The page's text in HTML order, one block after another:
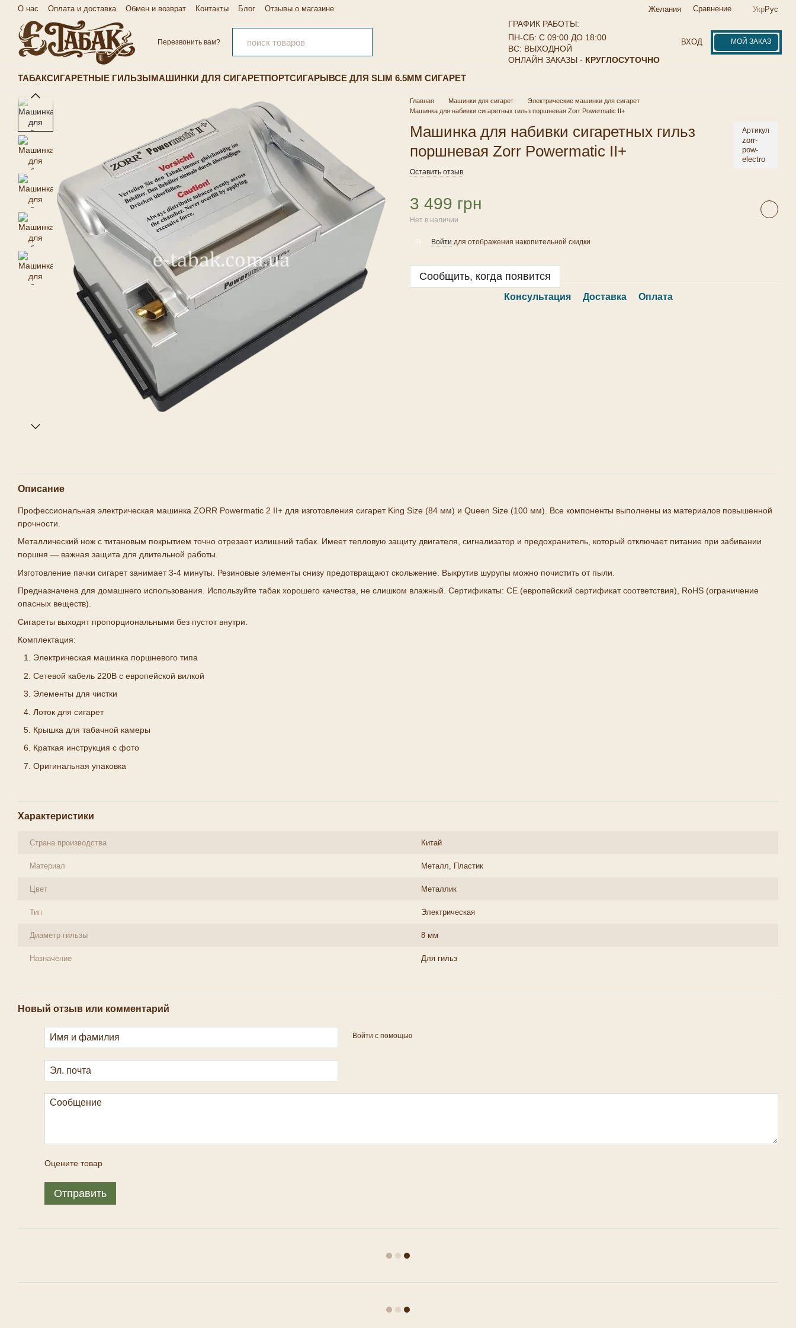
Перейти к основному контенту
О нас Оплата и доставка Обмен и возврат Контакты Блог Отзывы о магазине Желания Сравнение УкрРус
Перезвонить вам?
ГРАФИК РАБОТЫ:
ПН-СБ: С 09:00 ДО 18:00
ВС: ВЫХОДНОЙ
ОНЛАЙН ЗАКАЗЫ - КРУГЛОСУТОЧНО
ВХОД МОЙ ЗАКАЗ
ТАБАКСИГАРЕТНЫЕ ГИЛЬЗЫМАШИНКИ ДЛЯ СИГАРЕТПОРТСИГАРЫВСЕ ДЛЯ SLIM 6.5ММ СИГАРЕТ
Главная Машинки для сигарет
Электрические машинки для сигарет
Машинка для набивки сигаретных гильз поршневая Zorr Powermatic II+
Машинка для набивки сигаретных гильз
поршневая Zorr Powermatic II+
Артикул
zorr-
pow-
electro
Оставить отзыв
3 499 грн
Нет в наличии
% Войти для отображения накопительной скидки
Сообщить, когда появится
Консультация Доставка Оплата
Описание
Профессиональная электрическая машинка ZORR Powermatic 2 II+ для изготовления сигарет King Size (84 мм) и Queen Size (100 мм). Все компоненты выполнены из материалов повышенной
прочности.
Металлический нож с титановым покрытием точно отрезает излишний табак. Имеет тепловую защиту двигателя, сигнализатор и предохранитель, который отключает питание при забивании
поршня — важная защита для длительной работы.
Изготовление пачки сигарет занимает 3-4 минуты. Резиновые элементы снизу предотвращают скольжение. Выкрутив шурупы можно почистить от пыли.
Предназначена для домашнего использования. Используйте табак хорошего качества, не слишком влажный. Сертификаты: CE (европейский сертификат соответствия), RoHS (ограничение
опасных веществ).
Сигареты выходят пропорциональными без пустот внутри.
Комплектация:
Электрическая машинка поршневого типа
Сетевой кабель 220В с европейской вилкой
Элементы для чистки
Лоток для сигарет
Крышка для табачной камеры
Краткая инструкция с фото
Оригинальная упаковка
Характеристики
Страна производства Китай
Материал Металл, Пластик
Цвет Металлик
Тип Электрическая
Диаметр гильзы 8 мм
Назначение Для гильз
Новый отзыв или комментарий
Войти с помощью
Оцените товар
Отправить